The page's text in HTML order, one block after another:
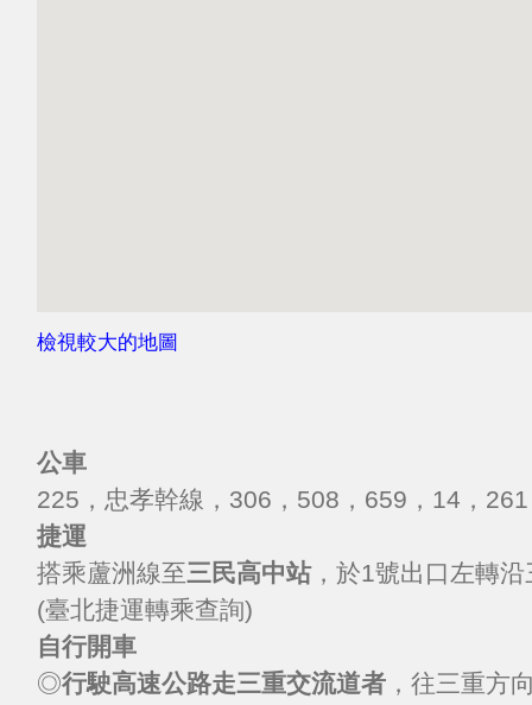
檢視較大的地圖
公車
225 ，忠孝幹線，306， 508 ， 659 ， 14 ， 261
捷運
搭乘蘆洲線至三民高中站，於1號出口左轉
(臺北捷運轉乘查詢)
自行開車
◎行駛高速公路走三重交流道者，往三重方